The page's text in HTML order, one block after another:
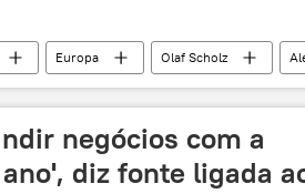
Europa Olaf Scholz
desaprovação crise de energia
negócios com a
diz fonte ligada